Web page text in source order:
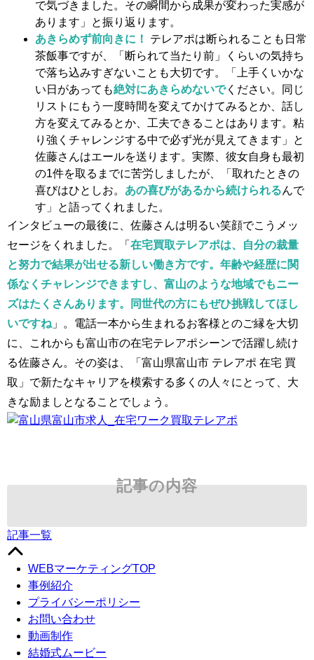
で気づきました。その瞬間から成果が変わった実感が
あります」と振り返ります。
あきらめず前向きに！
テレアポは断られることも日常
茶飯事ですが、「断られて当たり前」くらいの気持ち
で落ち込みすぎないことも大切です。「上手くいかな
い日があっても絶対にあきらめないでください。同じ
リストにもう一度時間を変えてかけてみるとか、話し
方を変えてみるとか、工夫できることはあります。粘
り強くチャレンジする中で必ず光が見えてきます」と
佐藤さんはエールを送ります。実際、彼女自身も最初
の1件を取るまでに苦労しましたが、「取れたときの
喜びはひとしお。 あの喜びがあるから続けられるんで
す」と語ってくれました。
インタビューの最後に、佐藤さんは明るい笑顔でこうメッ
セージをくれました。「 在宅買取テレアポは、自分の裁量
と努力で結果が出せる新しい働き方です。年齢や経歴に関
係なくチャレンジできますし、富山のような地域でもニー
ズはたくさんあります。同世代の方にもぜひ挑戦してほし
いですね 」。電話一本から生まれるお客様とのご縁を大切
に、これからも富山市の在宅テレアポシーンで活躍し続け
る佐藤さん。その姿は、「富山県富山市 テレアポ 在宅 買
取」で新たなキャリアを模索する多くの人々にとって、大
きな励ましとなることでしょう。
記事の内容
記事一覧
WEBマーケティングTOP
事例紹介
プライバシーポリシー
お問い合わせ
動画制作
結婚式ムービー